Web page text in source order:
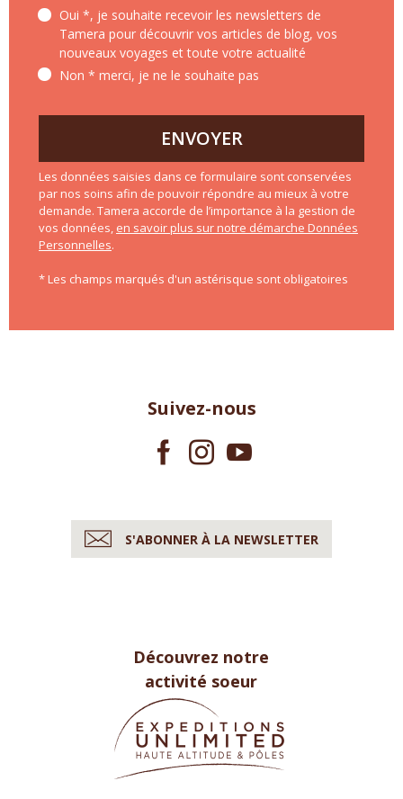
Oui *, je souhaite recevoir les newsletters de
Tamera pour découvrir vos articles de blog, vos
nouveaux voyages et toute votre actualité
Non * merci, je ne le souhaite pas
ENVOYER
Les données saisies dans ce formulaire sont conservées
par nos soins afin de pouvoir répondre au mieux à votre
demande. Tamera accorde de l’importance à la gestion de
vos données, en savoir plus sur notre démarche Données
Personnelles.
* Les champs marqués d'un astérisque sont obligatoires
Suivez-nous
S'ABONNER À LA NEWSLETTER
Découvrez notre
activité soeur